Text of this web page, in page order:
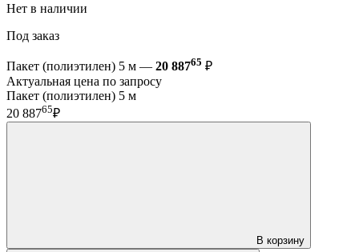
Нет в наличии
Под заказ
Пакет (полиэтилен) 5 м — 20 88765 ₽
Актуальная цена по запросу
Пакет (полиэтилен) 5 м
20 88765₽
В корзину